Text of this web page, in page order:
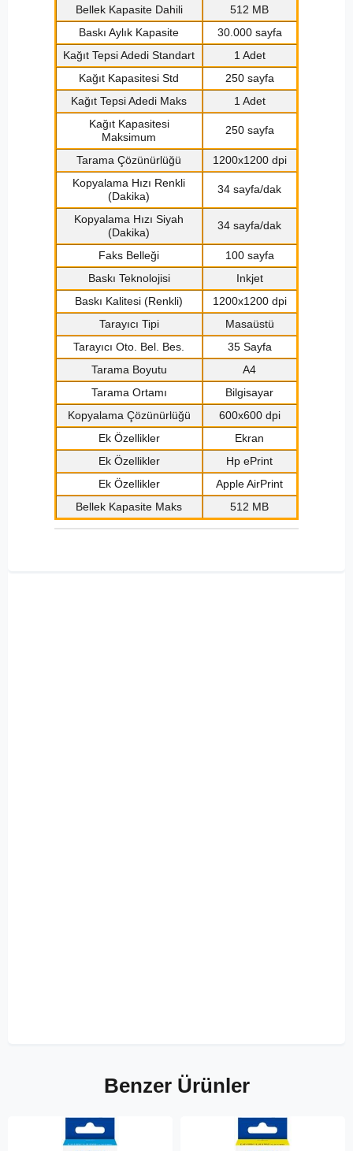
Bellek Kapasite Dahili
512 MB
Baskı Aylık Kapasite
30.000 sayfa
Kağıt Tepsi Adedi Standart
1 Adet
Kağıt Kapasitesi Std
250 sayfa
Kağıt Tepsi Adedi Maks
1 Adet
Kağıt Kapasitesi
Maksimum
250 sayfa
Tarama Çözünürlüğü
1200x1200 dpi
Kopyalama Hızı Renkli
(Dakika)
34 sayfa/dak
Kopyalama Hızı Siyah
(Dakika)
34 sayfa/dak
Faks Belleği
100 sayfa
Baskı Teknolojisi
Inkjet
Baskı Kalitesi (Renkli)
1200x1200 dpi
Tarayıcı Tipi
Masaüstü
Tarayıcı Oto. Bel. Bes.
35 Sayfa
Tarama Boyutu
A4
Tarama Ortamı
Bilgisayar
Kopyalama Çözünürlüğü
600x600 dpi
Ek Özellikler
Ekran
Ek Özellikler
Hp ePrint
Ek Özellikler
Apple AirPrint
Bellek Kapasite Maks
512 MB
Benzer Ürünler